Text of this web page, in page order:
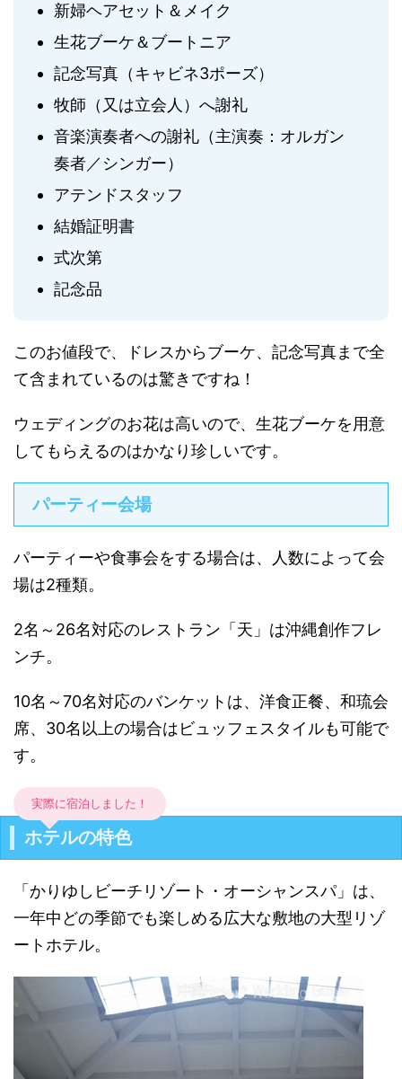
新婦ヘアセット＆メイク
生花ブーケ＆ブートニア
記念写真（キャビネ3ポーズ）
牧師（又は立会人）へ謝礼
音楽演奏者への謝礼（主演奏：オルガン
奏者／シンガー）
アテンドスタッフ
結婚証明書
式次第
記念品
このお値段で、ドレスからブーケ、記念写真まで全
て含まれているのは驚きですね！
ウェディングのお花は高いので、生花ブーケを用意
してもらえるのはかなり珍しいです。
パーティー会場
パーティーや食事会をする場合は、人数によって会
場は2種類。
2名～26名対応のレストラン「天」は沖縄創作フレ
ンチ。
10名～70名対応のバンケットは、洋食正餐、和琉会
席、30名以上の場合はビュッフェスタイルも可能で
す。
実際に宿泊しました！
ホテルの特色
「かりゆしビーチリゾート・オーシャンスパ」は、
一年中どの季節でも楽しめる広大な敷地の大型リゾ
ートホテル。